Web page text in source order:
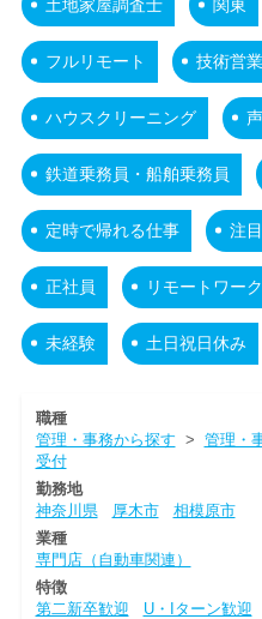
土地家屋調査士 関東
フルリモート 技術営業
ハウスクリーニング
鉄道乗務員・船舶乗務員
定時で帰れる仕事 注
正社員 リモートワー
未経験 土日祝日休み
職種
管理・事務から探す > 管理・
受付
勤務地
神奈川県
厚木市
相模原市
業種
専門店（自動車関連）
特徴
第二新卒歓迎
U・Iターン歓迎